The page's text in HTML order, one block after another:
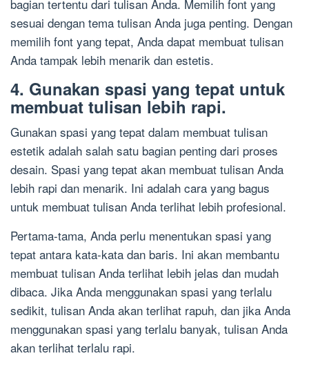
bagian tertentu dari tulisan Anda. Memilih font yang
sesuai dengan tema tulisan Anda juga penting. Dengan
memilih font yang tepat, Anda dapat membuat tulisan
Anda tampak lebih menarik dan estetis.
4. Gunakan spasi yang tepat untuk
membuat tulisan lebih rapi.
Gunakan spasi yang tepat dalam membuat tulisan
estetik adalah salah satu bagian penting dari proses
desain. Spasi yang tepat akan membuat tulisan Anda
lebih rapi dan menarik. Ini adalah cara yang bagus
untuk membuat tulisan Anda terlihat lebih profesional.
Pertama-tama, Anda perlu menentukan spasi yang
tepat antara kata-kata dan baris. Ini akan membantu
membuat tulisan Anda terlihat lebih jelas dan mudah
dibaca. Jika Anda menggunakan spasi yang terlalu
sedikit, tulisan Anda akan terlihat rapuh, dan jika Anda
menggunakan spasi yang terlalu banyak, tulisan Anda
akan terlihat terlalu rapi.